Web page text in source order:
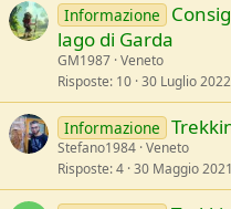
Informazione
lago di Garda
GM1987 Veneto
Risposte 10 30 Luglio 2022
Informazione
Stefano1984 Veneto
Risposte 4 30 Maggio 2021